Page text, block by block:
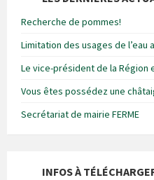
Recherche de pommes!
Limitation des usages de l’eau
Le vice-président de la Région
Vous êtes possédez une
Secrétariat de mairie FERME
INFOS À